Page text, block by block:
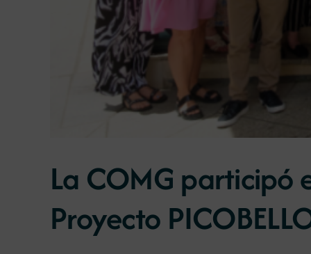
La COMG participó
Proyecto